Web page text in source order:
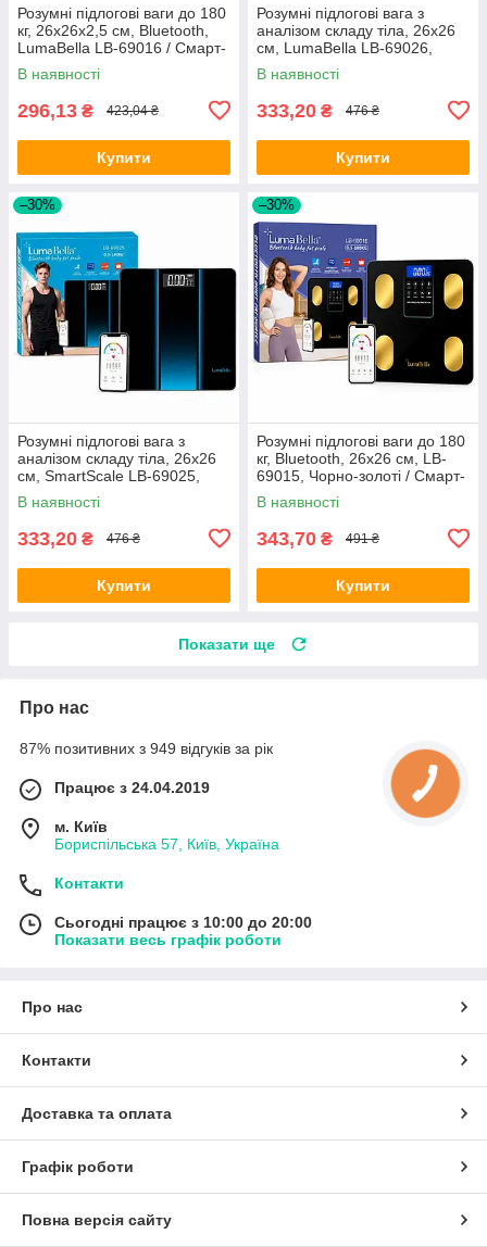
Розумні підлогові ваги до 180
кг, 26x26x2,5 см, Bluetooth,
LumaBella LB-69016 / Смарт-
ваги підлогові / Електронні
фітнес ваги
В наявності
296,13 ₴ 423,04 ₴
Купити
Розумні підлогові вага з
аналізом складу тіла, 26x26
см, LumaBella LB-69026,
Темно-зелений / Смарт-ваги
підлогові
В наявності
333,20 ₴ 476 ₴
Купити
–30%
Розумні підлогові вага з
аналізом складу тіла, 26x26
см, SmartScale LB-69025,
Чорно-сині / Смарт-ваги
підлогові / Електронні ваги
В наявності
333,20 ₴ 476 ₴
Купити
–30%
Розумні підлогові ваги до 180
кг, Bluetooth, 26x26 см, LB-
69015, Чорно-золоті / Смарт-
ваги підлогові з додатком
В наявності
343,70 ₴ 491 ₴
Купити
Показати ще
Про нас
87% позитивних з 949 відгуків за рік
Працює з 24.04.2019
м. Київ
Бориспільська 57, Київ, Україна
Контакти
Сьогодні працює з 10:00 до 20:00
Показати весь графік роботи
Про нас
Контакти
Доставка та оплата
Графік роботи
Повна версія сайту